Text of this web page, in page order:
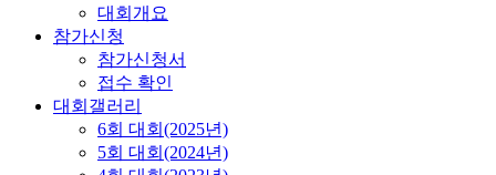
대회개요
참가신청
참가신청서
접수 확인
대회갤러리
6회 대회(2025년)
5회 대회(2024년)